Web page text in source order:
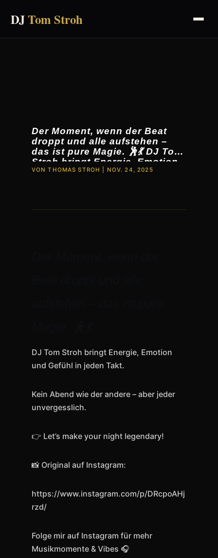
Der Moment, wenn der Beat
droppt und alle aufstehen –
das ist pure Magie. 🕺💃 DJ Tom
Stroh bringt Energie, Emotion
und Gefühl in jeden Takt. Kein
#djtomstroh
VONTHOMAS STROH NOV. 24, 2025
DJ Tom Stroh bringt Energie, Emotion
und Gefühl in jeden Takt.
Kein Abend wie der andere – aber jeder
unvergesslich.
👉 Let’s make your night legendary!
📸 Original auf Instagram:
https://www.instagram.com/p/DRcpoAHj
rzd/
Folge mir auf Instagram für mehr
Musikmomente & Vibes 🎧
DJTom Stroh